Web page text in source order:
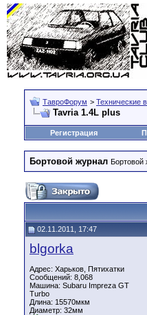
ТавроФорум > Технические
Tavria 1.4L plus
Регистрация
Бортовой журнал Бортовой
02.11.2011, 17:47
blgorka
Адрес: Харьков, Пятихатки
Сообщений: 8,068
Машина: Subaru Impreza GT
Turbo
Длина: 15570мкм
Диаметр: 32мм